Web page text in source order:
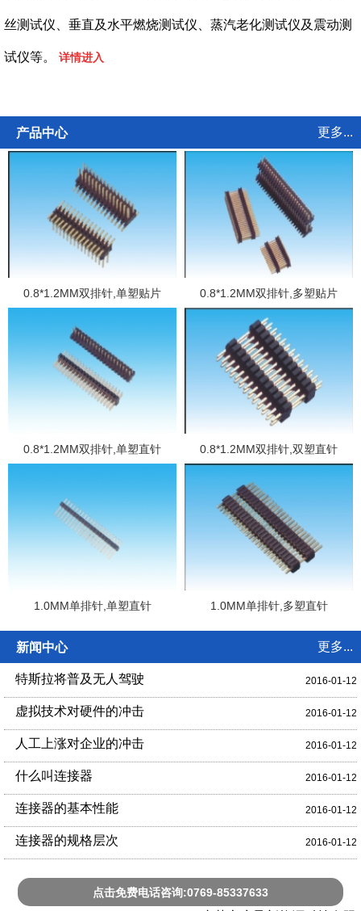
丝测试仪、垂直及水平燃烧测试仪、蒸汽老化测试仪及震动测
试仪等。 详情进入
产品中心 更多...
0.8*1.2MM双排针,单塑贴片 0.8*1.2MM双排针,多塑贴片
0.8*1.2MM双排针,单塑直针 0.8*1.2MM双排针,双塑直针
1.0MM单排针,单塑直针 1.0MM单排针,多塑直针
新闻中心 更多...
特斯拉将普及无人驾驶 2016-01-12
虚拟技术对硬件的冲击 2016-01-12
人工上涨对企业的冲击 2016-01-12
什么叫连接器 2016-01-12
连接器的基本性能 2016-01-12
连接器的规格层次 2016-01-12
点击免费电话咨询:0769-85337633